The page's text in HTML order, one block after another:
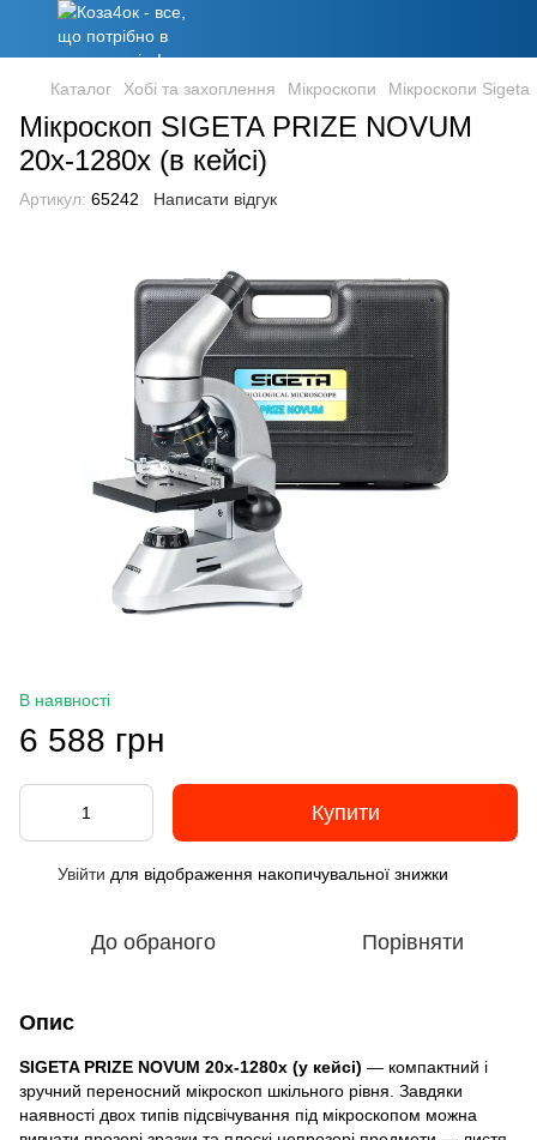
Каталог Хобі та захоплення Мікроскопи Мікроскопи Sigeta
Мікроскоп SIGETA PRIZE NOVUM
20x-1280x (в кейсі)
Артикул: 65242 Написати відгук
В наявності
6 588 грн
Купити
Увійти для відображення накопичувальної знижки
До обраного Порівняти
Опис
SIGETA PRIZE NOVUM 20x-1280x (у кейсі) — компактний і
зручний переносний мікроскоп шкільного рівня. Завдяки
наявності двох типів підсвічування під мікроскопом можна